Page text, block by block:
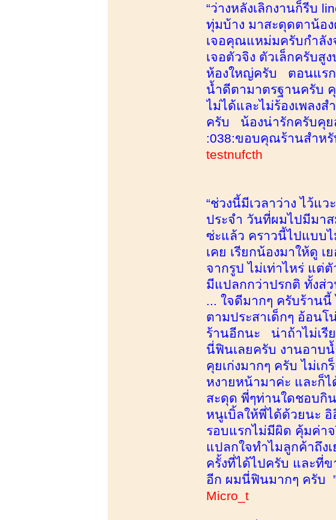
“ว่างหลังเลิกงานก็รีบ
ทุ่มบ้าง มาสะดุดตาน้อ
เจอคุณแหม่มครับกำลั
เจอตัวจิง ตัวเล็กครับ
ห้องใหญ่ครับ ตอนแรก
น้ำดีตามาตรฐานครับ
ไม่ได้และไม่ร้องเพลง
ครับ น้องน่ารักครับคุย
:038:ขอบคุณร้านสำห
testnufcth
“ช่วงนี้มีเวลาว่าง ไว้แ
ประจำ วันที่ผมไปมีมาส
ซ่ะแล้ว คราวนี้ไปแบบ
เคย เรียกน้องมาให้ดู
จากรูป ไม่เท่าไหร่ แต่
มีแปลกกว่าปรกติ ทั้งส่
... ใจดีมากๆ ครับร้าน
ตามประสาเด็กๆ อ้อน
ร้านอีกนะ น่าถ้าไม่เรีย
นี่ฟินเลยครับ งานอาบ
คุยเก่งมากๆ ครับ ไม่เ
หงายหน้ามาค่ะ และก็
สะดุด พี่ๆท่านใดชอบกิน
หนูเบิ้ลให้พี่ได้ด้วยนะ
รอบแรกไม่มีผิด คุ้มค่า
แปลกใจทำไมลูกค้าถึ
ครั้งที่ได้ไปครับ และที่
อีก ผมนี่ฟินมากๆ ครับ
Micro_t